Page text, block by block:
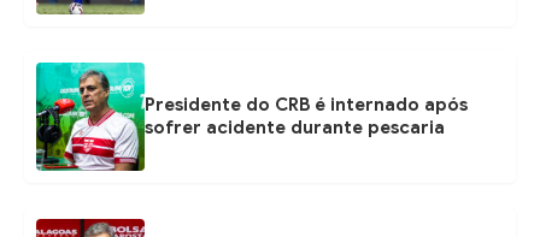
Presidente do CRB é internado após
sofrer acidente durante pescaria